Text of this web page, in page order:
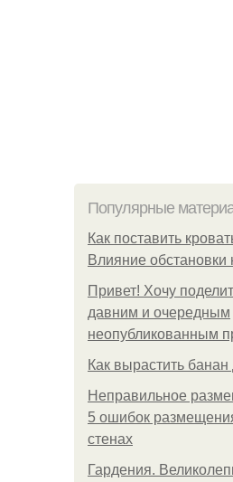
Популярные
Как поставить
Влияние обстановки
Привет! Хочу
давним и очередным
неопубликованным
Как вырастить
Неправильное
5 ошибок
стенах
Гардения.